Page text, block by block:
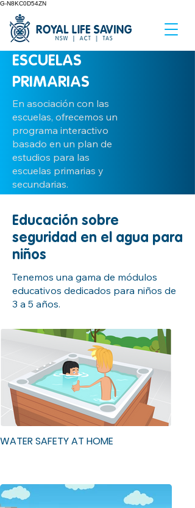
G-N8KC0D54ZN
ESCUELAS
PRIMARIAS
En asociación con las
escuelas, ofrecemos un
programa interactivo
basado en un plan de
estudios para las
escuelas primarias y
secundarias.
Educación sobre
seguridad en el agua para
niños
Tenemos una gama de módulos
educativos dedicados para niños de
3 a 5 años.
WATER SAFETY AT HOME